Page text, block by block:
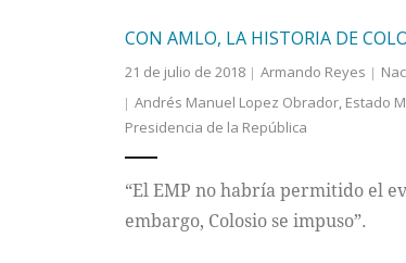
CON AMLO, LA HISTORIA DE
21 de julio de 2018 Armando Reyes
Andrés Manuel Lopez Obrador, Estado
Presidencia de la República
“El EMP no habría permitido el
embargo, Colosio se impuso”.